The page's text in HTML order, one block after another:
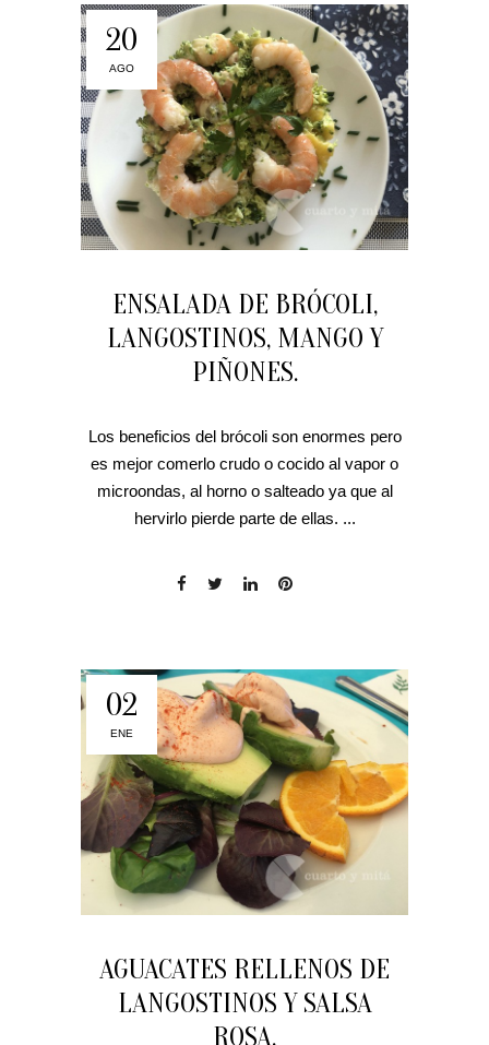
20
AGO
ENSALADA DE BRÓCOLI,
LANGOSTINOS, MANGO Y
PIÑONES.
Los beneficios del brócoli son enormes pero
es mejor comerlo crudo o cocido al vapor o
microondas, al horno o salteado ya que al
hervirlo pierde parte de ellas. ...
02
ENE
AGUACATES RELLENOS DE
LANGOSTINOS Y SALSA
ROSA.